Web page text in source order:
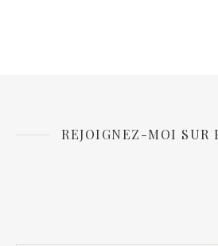
REJOIGNEZ-MOI SUR